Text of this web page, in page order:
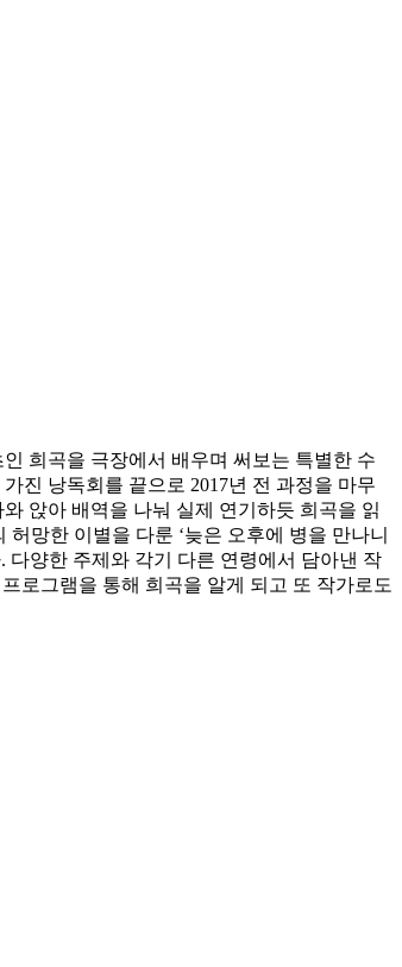
희곡을 극장에서 배우며 써보는 특별한 수
진 낭독회를 끝으로 2017년 전 과정을 마무
앉아 배역을 나눠 실제 연기하듯 희곡을 읽
망한 이별을 다룬 ‘늦은 오후에 병을 만나니
다양한 주제와 각기 다른 연령에서 담아낸 작
로그램을 통해 희곡을 알게 되고 또 작가로도